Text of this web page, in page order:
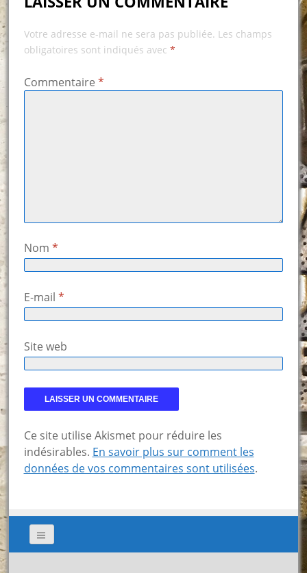
Votre adresse e-mail ne sera pas publiée. Les champs
obligatoires sont indiqués avec *
Commentaire *
Nom *
E-mail *
Site web
Ce site utilise Akismet pour réduire les
indésirables. En savoir plus sur comment les
données de vos commentaires sont utilisées.